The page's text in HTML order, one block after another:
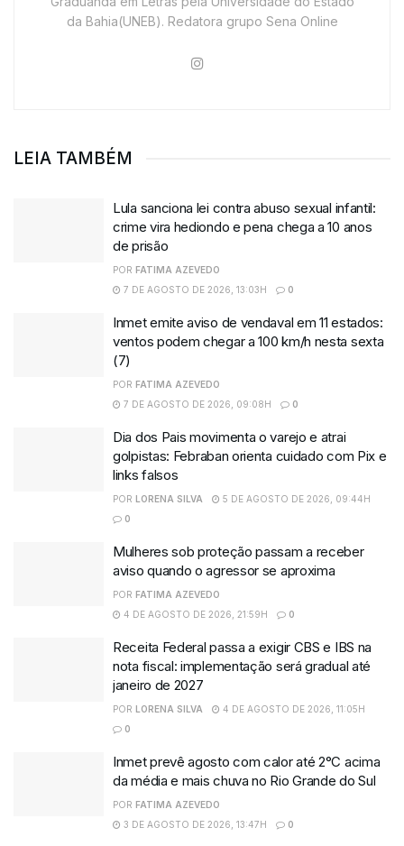
da Bahia(UNEB). Redatora grupo Sena Online
LEIA TAMBÉM
Lula sanciona lei contra abuso sexual infantil:
crime vira hediondo e pena chega a 10 anos
de prisão
POR FATIMA AZEVEDO
7 DE AGOSTO DE 2026, 13:03H
0
Inmet emite aviso de vendaval em 11 estados:
ventos podem chegar a 100 km/h nesta sexta
(7)
POR FATIMA AZEVEDO
7 DE AGOSTO DE 2026, 09:08H
0
Dia dos Pais movimenta o varejo e atrai
golpistas: Febraban orienta cuidado com Pix e
links falsos
POR LORENA SILVA
5 DE AGOSTO DE 2026, 09:44H
0
Mulheres sob proteção passam a receber
aviso quando o agressor se aproxima
POR FATIMA AZEVEDO
4 DE AGOSTO DE 2026, 21:59H
0
Receita Federal passa a exigir CBS e IBS na
nota fiscal: implementação será gradual até
janeiro de 2027
POR LORENA SILVA
4 DE AGOSTO DE 2026, 11:05H
0
Inmet prevê agosto com calor até 2°C acima
da média e mais chuva no Rio Grande do Sul
POR FATIMA AZEVEDO
3 DE AGOSTO DE 2026, 13:47H
0